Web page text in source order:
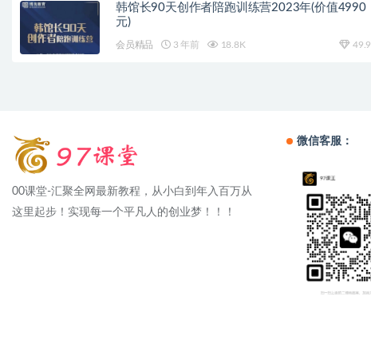
韩馆长90天创作者陪跑训练营2023年(价值4990
元)
会员精品 3 年前 18.8K 49.9
00课堂-汇聚全网最新教程，从小白到年入百万从
这里起步！实现每一个平凡人的创业梦！！！
微信客服：